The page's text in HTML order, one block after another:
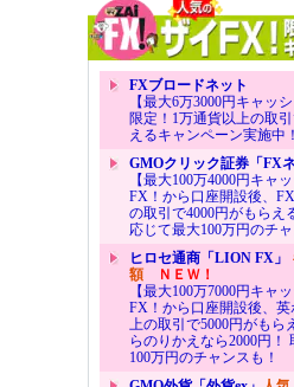
FXブロードネット
【最大6万3000円キャッ
限定！1万通貨以上の取
えるキャンペーン実施中！
GMOクリック証券「FXネ
【最大100万4000円キャ
FX！から口座開設後、
の取引で4000円がもらえ
応じて最大100万円のチャ
ヒロセ通商「LION FX」
額ＮＥＷ！
【最大100万7000円キャ
FX！から口座開設後、
上の取引で5000円がも
らのりかえなら2000円！
100万円のチャンスも！